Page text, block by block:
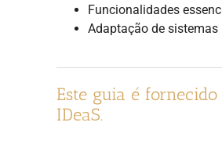
Funcionalidades
Adaptação de
Este guia é
IDeaS.